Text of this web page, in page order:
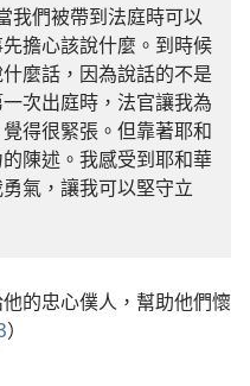
我們被帶到法庭時可以
擔心該說什麼。到時候
麼話，因為說話的不是
次出庭時，法官讓我為
得很緊張。但靠著耶和
陳述。我感受到耶和華
氣，讓我可以堅守立
的忠心僕人，幫助他們懷
）